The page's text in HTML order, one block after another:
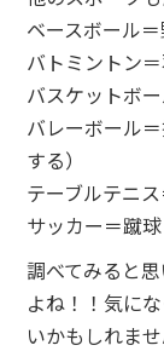
ベースボール
バトミントン
バスケットボ
バレーボール
する）
テーブルテニ
サッカー＝蹴球
調べてみると
よね！！気に
いかもしれませ